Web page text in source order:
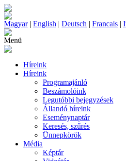
Magyar| English | Deutsch | Francais |
Menü
Híreink
Híreink
Programajánló
Beszámolóink
Legutóbbi bejegyzések
Állandó híreink
Eseménynaptár
Keresés, szűrés
Ünnepkörök
Média
Képtár